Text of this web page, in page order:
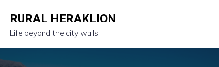
RURAL HERAKLION
Life beyond the city walls